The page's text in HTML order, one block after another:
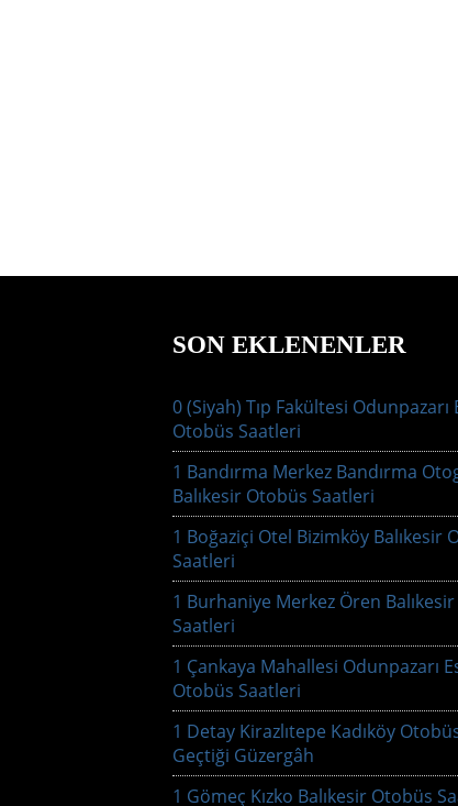
SON EKLENENLER
0 (Siyah) Tıp Fakültesi Odunpazarı
Otobüs Saatleri
1 Bandırma Merkez Bandırma
Balıkesir Otobüs Saatleri
1 Boğaziçi Otel Bizimköy Balıkesir
Saatleri
1 Burhaniye Merkez Ören
Saatleri
1 Çankaya Mahallesi Odunpazarı
Otobüs Saatleri
1 Detay Kirazlıtepe Kadıköy
Geçtiği Güzergâh
1 Gömeç Kızko Balıkesir Otobüs